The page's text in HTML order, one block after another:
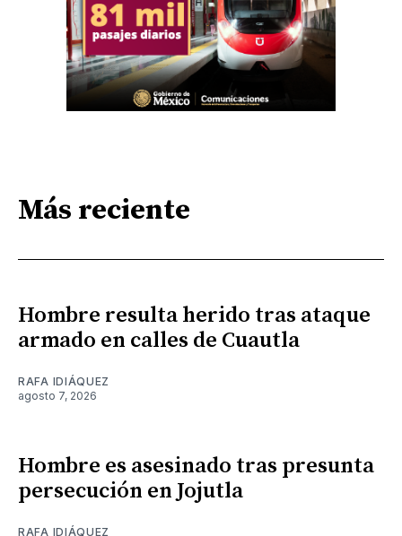
Más reciente
Hombre resulta herido tras ataque
armado en calles de Cuautla
RAFA IDIÁQUEZ
agosto 7, 2026
Hombre es asesinado tras presunta
persecución en Jojutla
RAFA IDIÁQUEZ